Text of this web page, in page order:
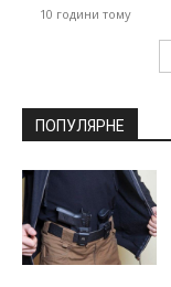
10 години тому
ПОПУЛЯРНЕ